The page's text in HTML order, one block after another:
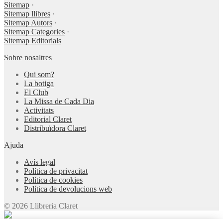
Sitemap ·
Sitemap llibres ·
Sitemap Autors ·
Sitemap Categories ·
Sitemap Editorials
Sobre nosaltres
Qui som?
La botiga
El Club
La Missa de Cada Dia
Activitats
Editorial Claret
Distribuïdora Claret
Ajuda
Avís legal
Política de privacitat
Política de cookies
Política de devolucions web
© 2026 Llibreria Claret